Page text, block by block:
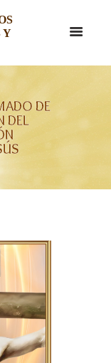
Y
DE
DEL